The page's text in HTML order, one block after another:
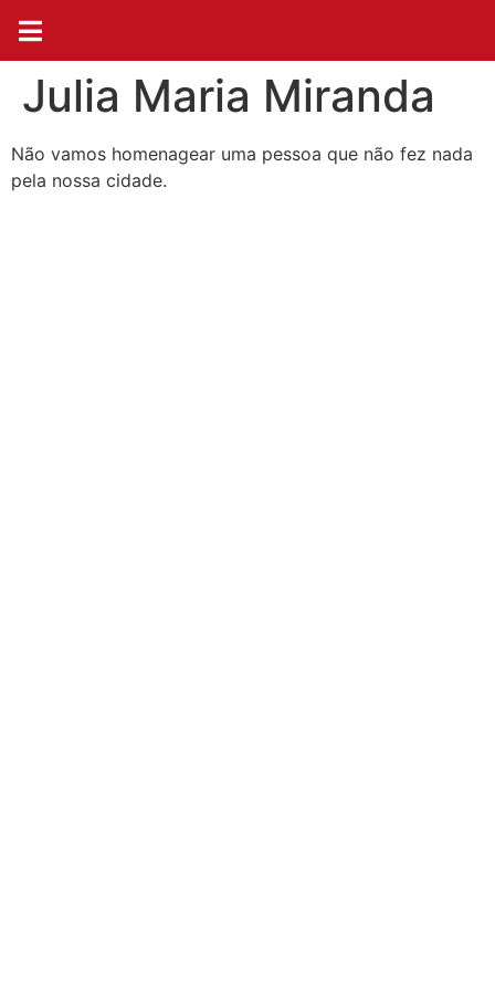
Julia Maria Miranda
Não vamos homenagear uma pessoa que não fez nada
pela nossa cidade.